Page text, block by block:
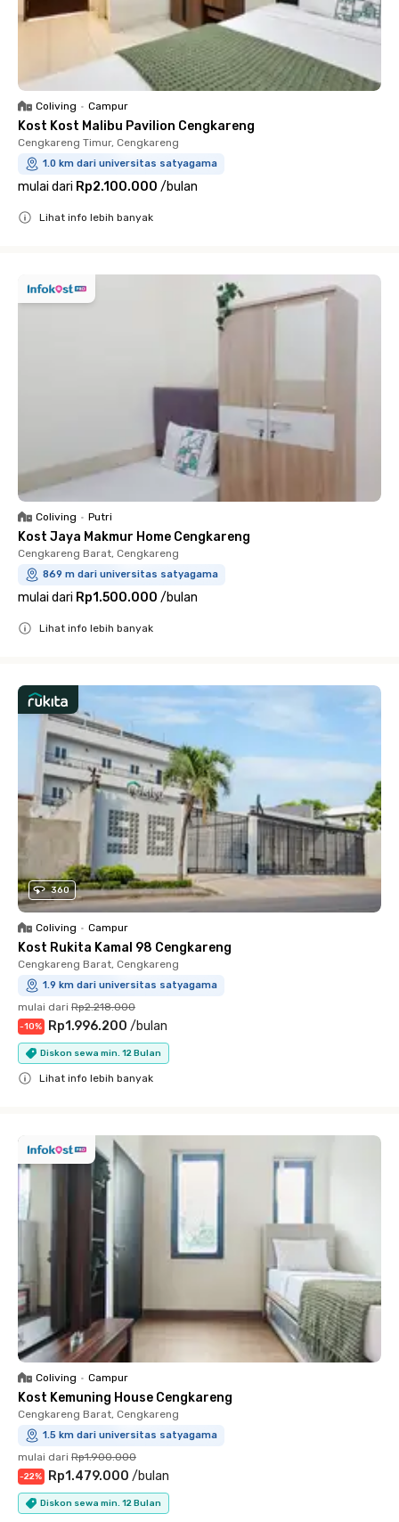
Coliving • Campur
Kost Kost Malibu Pavilion Cengkareng
Cengkareng Timur, Cengkareng
1.0 km dari universitas satyagama
mulai dari Rp2.100.000 /bulan
Lihat info lebih banyak
Coliving • Putri
Kost Jaya Makmur Home Cengkareng
Cengkareng Barat, Cengkareng
869 m dari universitas satyagama
mulai dari Rp1.500.000 /bulan
Lihat info lebih banyak
360
Coliving • Campur
Kost Rukita Kamal 98 Cengkareng
Cengkareng Barat, Cengkareng
1.9 km dari universitas satyagama
mulai dari Rp2.218.000
-10% Rp1.996.200 /bulan
Diskon sewa min. 12 Bulan
Lihat info lebih banyak
Coliving • Campur
Kost Kemuning House Cengkareng
Cengkareng Barat, Cengkareng
1.5 km dari universitas satyagama
mulai dari Rp1.900.000
-22% Rp1.479.000 /bulan
Diskon sewa min. 12 Bulan